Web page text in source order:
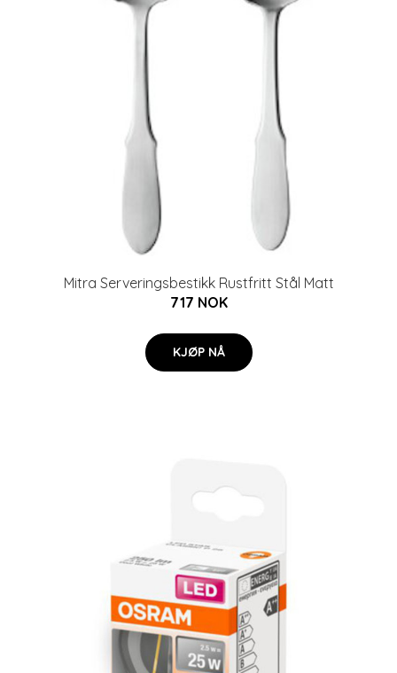
Mitra Serveringsbestikk Rustfritt Stål Matt
717 NOK
KJØP NÅ